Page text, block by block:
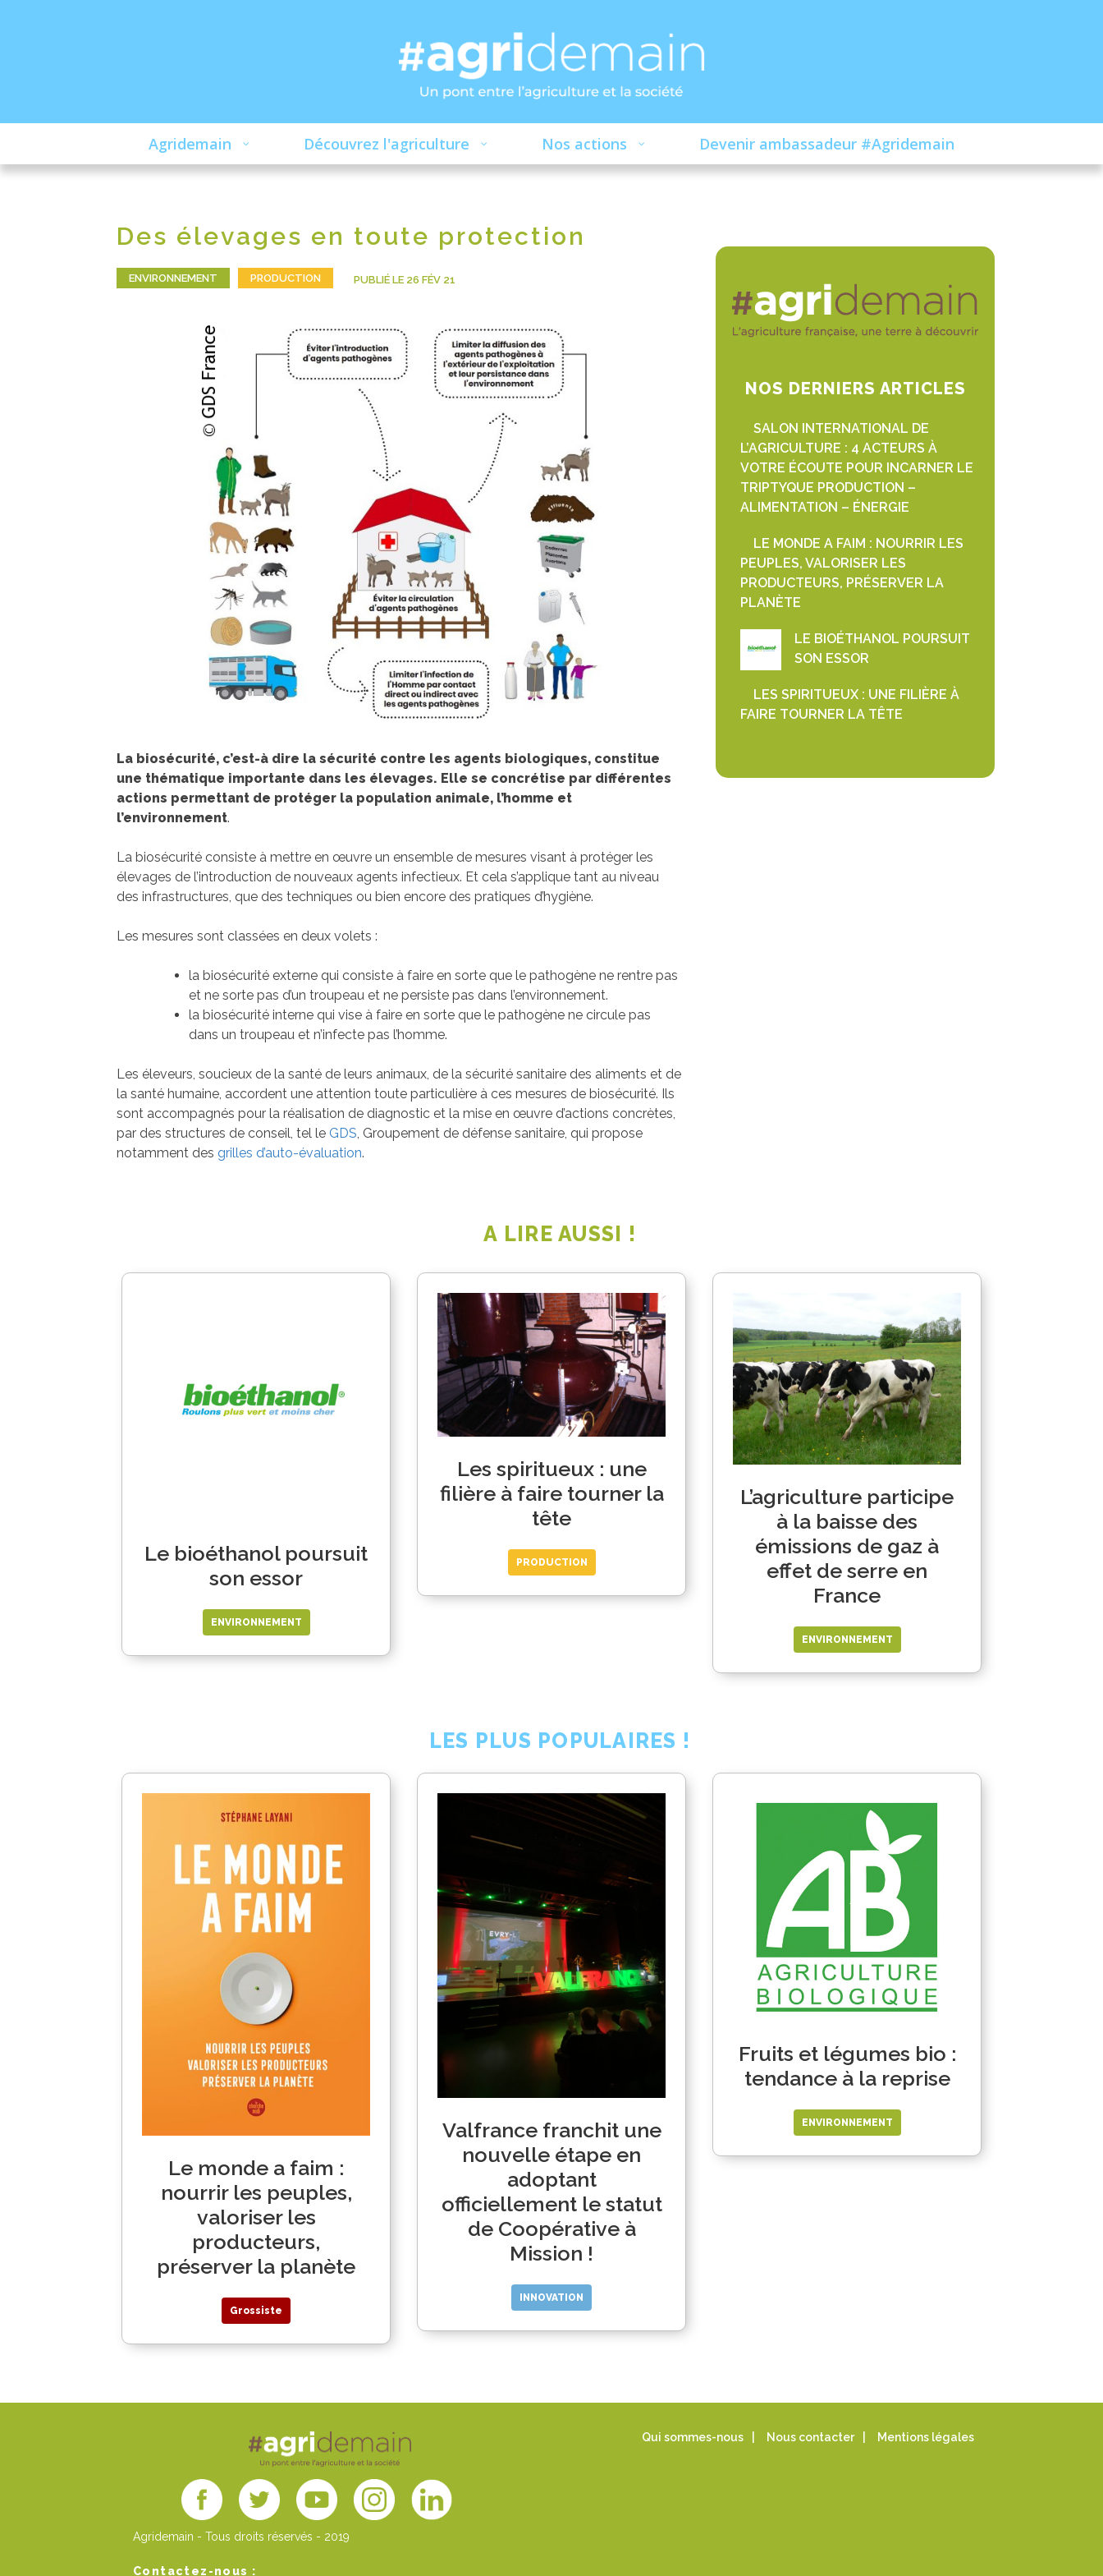
Agridemain Découvrez l'agriculture Nos actions Devenir ambassadeur #Agridemain
Des élevages en toute protection
ENVIRONNEMENT PRODUCTION PUBLIÉ LE 26 FÉV 21
La biosécurité, c’est-à dire la sécurité contre les agents biologiques, constitue
une thématique importante dans les élevages. Elle se concrétise par différentes
actions permettant de protéger la population animale, l’homme et
l’environnement.
La biosécurité consiste à mettre en œuvre un ensemble de mesures visant à protéger les
élevages de l’introduction de nouveaux agents infectieux. Et cela s’applique tant au niveau
des infrastructures, que des techniques ou bien encore des pratiques d’hygiène.
Les mesures sont classées en deux volets :
la biosécurité externe qui consiste à faire en sorte que le pathogène ne rentre pas
et ne sorte pas d’un troupeau et ne persiste pas dans l’environnement.
la biosécurité interne qui vise à faire en sorte que le pathogène ne circule pas
dans un troupeau et n’infecte pas l’homme.
Les éleveurs, soucieux de la santé de leurs animaux, de la sécurité sanitaire des aliments et de
la santé humaine, accordent une attention toute particulière à ces mesures de biosécurité. Ils
sont accompagnés pour la réalisation de diagnostic et la mise en œuvre d’actions concrètes,
par des structures de conseil, tel le GDS, Groupement de défense sanitaire, qui propose
notamment des grilles d’auto-évaluation.
NOS DERNIERS ARTICLES
SALON INTERNATIONAL DE
L’AGRICULTURE : 4 ACTEURS À
VOTRE ÉCOUTE POUR INCARNER LE
TRIPTYQUE PRODUCTION –
ALIMENTATION – ÉNERGIE
LE MONDE A FAIM : NOURRIR LES
PEUPLES, VALORISER LES
PRODUCTEURS, PRÉSERVER LA
PLANÈTE
LE BIOÉTHANOL POURSUIT
SON ESSOR
LES SPIRITUEUX : UNE FILIÈRE À
FAIRE TOURNER LA TÊTE
A LIRE AUSSI !
Le bioéthanol poursuit
son essor
ENVIRONNEMENT
Les spiritueux : une
filière à faire tourner la
tête
PRODUCTION
L’agriculture participe
à la baisse des
émissions de gaz à
effet de serre en
France
ENVIRONNEMENT
LES PLUS POPULAIRES !
Le monde a faim :
nourrir les peuples,
valoriser les
producteurs,
préserver la planète
Grossiste
Valfrance franchit une
nouvelle étape en
adoptant
officiellement le statut
de Coopérative à
Mission !
INNOVATION
Fruits et légumes bio :
tendance à la reprise
ENVIRONNEMENT
Agridemain - Tous droits réservés - 2019
Contactez-nous :
Qui sommes-nous Nous contacter Mentions légales